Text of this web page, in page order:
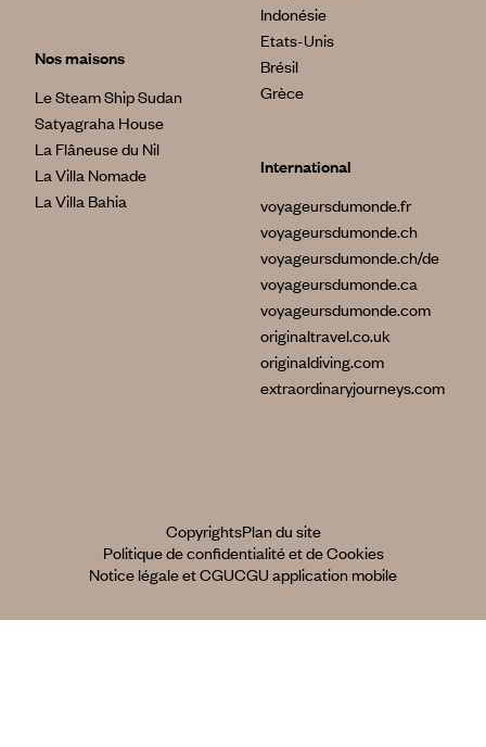
Nos maisons
Le Steam Ship Sudan
Satyagraha House
La Flâneuse du Nil
La Villa Nomade
La Villa Bahia
Indonésie
Etats-Unis
Brésil
Grèce
International
voyageursdumonde.fr
voyageursdumonde.ch
voyageursdumonde.ch/de
voyageursdumonde.ca
voyageursdumonde.com
originaltravel.co.uk
originaldiving.com
extraordinaryjourneys.com
CopyrightsPlan du site
Politique de confidentialité et de Cookies
Notice légale et CGUCGU application mobile